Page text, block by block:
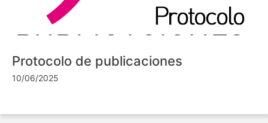
Protocolo de publicaciones
10/06/2025